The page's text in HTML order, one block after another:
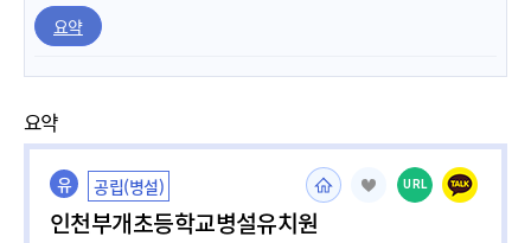
요약
요약
유 공립(병설)
인천부개초등학교병설유치원
URL